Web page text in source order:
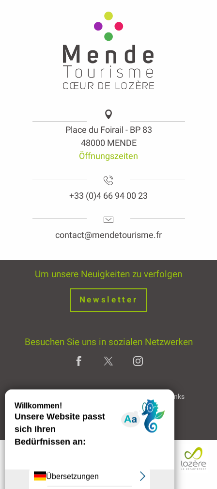
Place du Foirail - BP 83
48000 MENDE
Öffnungszeiten
+33 (0)4 66 94 00 23
contact@mendetourisme.fr
Um unsere Neuigkeiten zu verfolgen
Newsletter
Besuchen Sie uns in sozialen Netzwerken
Partner & Links
Professioneller Bereich